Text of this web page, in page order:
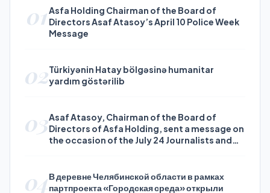
01Asfa Holding Chairman of the Board of
Directors Asaf Atasoy’s April 10 Police Week
Message
02Türkiyənin Hatay bölgəsinə humanitar
yardım göstərilib
03Asaf Atasoy, Chairman of the Board of
Directors of Asfa Holding, sent a message on
the occasion of the July 24 Journalists and
04В деревне Челябинской области в рамках
партпроекта «Городская среда» открыли